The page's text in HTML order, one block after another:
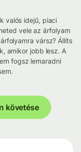
valós idejű, piaci
vele az árfolyam
vársz? Állíts
amikor jobb lesz. A
fogsz lemaradni
követése